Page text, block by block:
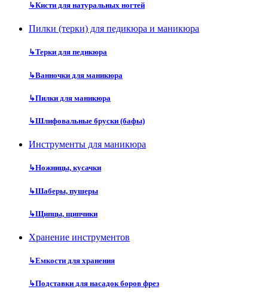
↳Кисти для натуральных ногтей
Пилки (терки) для педикюра и маникюра
↳Терки для педикюра
↳Ванночки для маникюра
↳Пилки для маникюра
↳Шлифовальные бруски (бафы)
Инструменты для маникюра
↳Ножницы, кусачки
↳Шаберы, пушеры
↳Щипцы, щипчики
Хранение инструментов
↳Емкости для хранения
↳Подставки для насадок боров фрез